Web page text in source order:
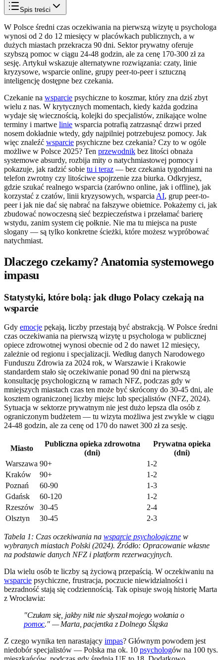
Spis treści
W Polsce średni czas oczekiwania na pierwszą wizytę u psychologa
wynosi od 2 do 12 miesięcy w placówkach publicznych, a w
dużych miastach przekracza 90 dni. Sektor prywatny oferuje
szybszą pomoc w ciągu 24-48 godzin, ale za cenę 170-300 zł za
sesję. Artykuł wskazuje alternatywne rozwiązania: czaty, linie
kryzysowe, wsparcie online, grupy peer-to-peer i sztuczną
inteligencję dostępne bez czekania.
Czekanie na wsparcie psychiczne to koszmar, który zna dziś zbyt
wielu z nas. W krytycznych momentach, kiedy każda godzina
wydaje się wiecznością, kolejki do specjalistów, znikające wolne
terminy i martwe linie wsparcia potrafią zatrzasnąć drzwi przed
nosem dokładnie wtedy, gdy najpilniej potrzebujesz pomocy. Jak
więc znaleźć wsparcie psychiczne bez czekania? Czy to w ogóle
możliwe w Polsce 2025? Ten przewodnik bez litości obnaża
systemowe absurdy, rozbija mity o natychmiastowej pomocy i
pokazuje, jak radzić sobie tu i teraz — bez czekania tygodniami na
telefon zwrotny czy litościwe spojrzenie zza biurka. Odkryjesz,
gdzie szukać realnego wsparcia (zarówno online, jak i offline), jak
korzystać z czatów, linii kryzysowych, wsparcia AI, grup peer-to-
peer i jak nie dać się nabrać na fałszywe obietnice. Pokażemy ci, jak
zbudować nowoczesną sieć bezpieczeństwa i przełamać barierę
wstydu, zanim system cię połknie. Nie ma tu miejsca na puste
slogany — są tylko konkretne ścieżki, które możesz wypróbować
natychmiast.
Dlaczego czekamy? Anatomia systemowego
impasu
Statystyki, które bolą: jak długo Polacy czekają na
wsparcie
Gdy emocje pękają, liczby przestają być abstrakcją. W Polsce średni
czas oczekiwania na pierwszą wizytę u psychologa w publicznej
opiece zdrowotnej wynosi obecnie od 2 do nawet 12 miesięcy,
zależnie od regionu i specjalizacji. Według danych Narodowego
Funduszu Zdrowia za 2024 rok, w Warszawie i Krakowie
standardem stało się oczekiwanie ponad 90 dni na pierwszą
konsultację psychologiczną w ramach NFZ, podczas gdy w
mniejszych miastach czas ten może być skrócony do 30-45 dni, ale
kosztem ograniczonej liczby miejsc lub specjalistów (NFZ, 2024).
Sytuacja w sektorze prywatnym nie jest dużo lepsza dla osób z
ograniczonym budżetem — tu wizyta możliwa jest zwykle w ciągu
24-48 godzin, ale za cenę od 170 do nawet 300 zł za sesję.
Miasto
Publiczna opieka zdrowotna
(dni)
Prywatna opieka
(dni)
Warszawa 90+
1-2
Kraków
90+
1-2
Poznań
60-90
1-3
Gdańsk
60-120
1-2
Rzeszów
30-45
2-4
Olsztyn
30-45 2-3
Tabela 1: Czas oczekiwania na wsparcie psychologiczne w
wybranych miastach Polski (2024). Źródło: Opracowanie własne
na podstawie danych NFZ i platform rezerwacyjnych.
Dla wielu osób te liczby są życiową przepaścią. W oczekiwaniu na
wsparcie psychiczne, frustracja, poczucie niewidzialności i
bezradność stają się codziennością. Tak opisuje swoją historię Marta
z Wrocławia:
"Czułam się, jakby nikt nie słyszał mojego wołania o
pomoc." — Marta, pacjentka z Dolnego Śląska
Z czego wynika ten narastający impas? Głównym powodem jest
niedobór specjalistów — Polska ma ok. 10 psychologów na 100 tys.